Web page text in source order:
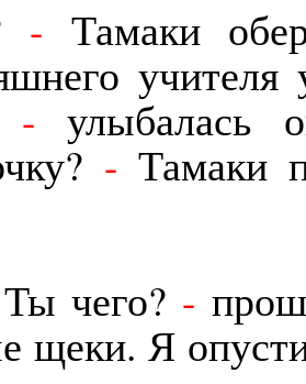
- Тамаки
- улыбалась
- Тамаки
чего? -
щеки. Я